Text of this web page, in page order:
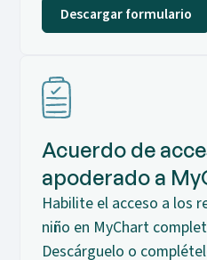
Descargar formulario
Acuerdo de
apoderado a
Habilite el acceso a los
niño en MyChart
Descárguelo o